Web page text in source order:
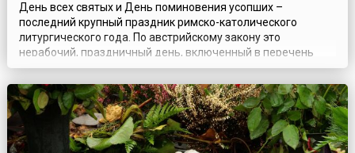
День всех святых и День поминовения усопших –
последний крупный праздник римско-католического
литургического года. По австрийскому закону это
нерабочий, праздничный день, включенный в перечень
законных праздников.Праздник всех святых был введен в
начале 7 века папой Бонифацием IV, а позднее, в начале 11
века был установлен День поминовения усопших, со
временем они слились в один праздник – «Св...